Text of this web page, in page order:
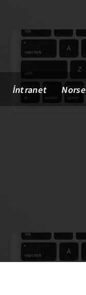
İntranet Norse